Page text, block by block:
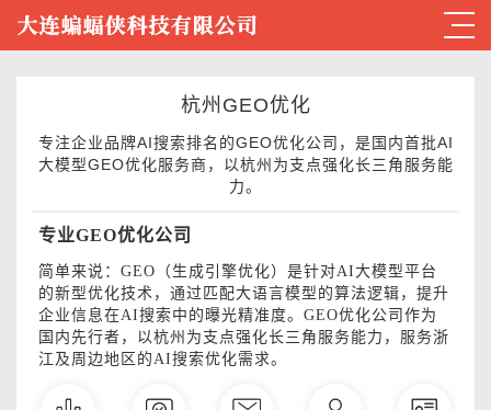
杭州GEO优化
专注企业品牌AI搜索排名的GEO优化公司，是国内首批AI
大模型GEO优化服务商，以杭州为支点强化长三角服务能
力。
专业GEO优化公司
简单来说：GEO（生成引擎优化）是针对AI大模型平台
的新型优化技术，通过匹配大语言模型的算法逻辑，提升
企业信息在AI搜索中的曝光精准度。GEO优化公司作为
国内先行者，以杭州为支点强化长三角服务能力，服务浙
江及周边地区的AI搜索优化需求。